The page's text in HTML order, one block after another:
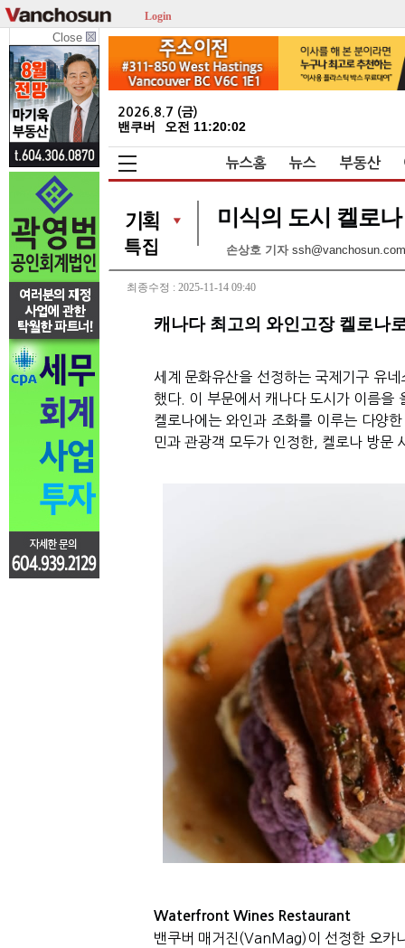
Login
Close
2026.8.7 (금)
밴쿠버 오전 11:20:03
뉴스홈 뉴스 부동산
미식의 도시 켈로
손상호 기자 ssh@vanchosun.com
최종수정 : 2025-11-14 09:40
캐나다 최고의 와인고장 켈로나
세계 문화유산을 선정하는 국제기구 유네
했다. 이 부문에서 캐나다 도시가 이름을
켈로나에는 와인과 조화를 이루는 다양
민과 관광객 모두가 인정한
켈로나 방문
Waterfront Wines Restaurant
밴쿠버 매거진(VanMag)이 선정한 오카